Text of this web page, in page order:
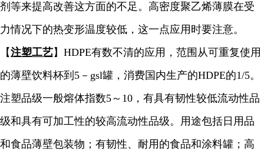
剂等来提高改善这方面的不足。高密度聚乙烯薄膜在受
力情况下的热变形温度较低，这一点应用时要注意。
【注塑工艺】HDPE有数不清的应用，范围从可重复使用
的薄壁饮料杯到5－gsl罐，消费国内生产的HDPE的1/5。
注塑品级一般熔体指数5～10，有具有韧性较低流动性品
级和具有可加工性的较高流动性品级。用途包括日用品
和食品薄壁包装物；有韧性、耐用的食品和涂料罐；高